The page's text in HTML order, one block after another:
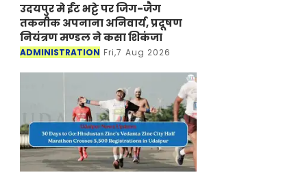
उदयपुर मे ईंट भट्टे पर जिग-जैग
तकनीक अपनाना अनिवार्य, प्रदूषण
नियंत्रण मण्डल ने कसा शिकंजा
ADMINISTRATION Fri,7 Aug 2026